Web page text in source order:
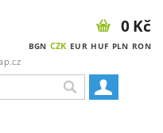
BGN CZK EUR HUF PLN RON
0 Kč